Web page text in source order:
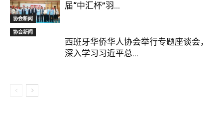
协会新闻
届“中汇杯”羽...
协会新闻
西班牙华侨华人协会举行专题座谈会，
深入学习习近平总...